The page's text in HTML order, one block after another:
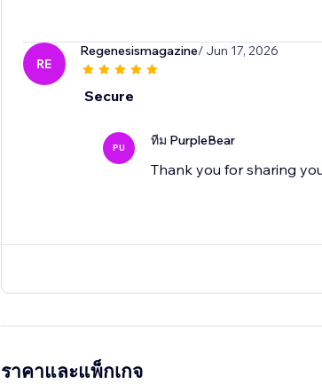
RE
Regenesismagazine/ Jun 17, 2026
Secure
PU ทีม PurpleBear
Thank you for sharing
ราคาและแพ็กเกจ